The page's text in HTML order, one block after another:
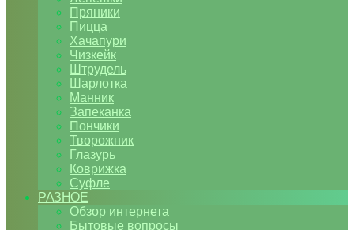
Пряники
Пицца
Хачапури
Чизкейк
Штрудель
Шарлотка
Манник
Запеканка
Пончики
Творожник
Глазурь
Коврижка
Суфле
РАЗНОЕ
Обзор интернета
Бытовые вопросы